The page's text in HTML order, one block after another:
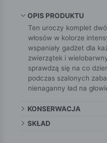
OPIS PRODUKTU
Ten uroczy komplet
włosów w kolorze
wspaniały gadżet dla
zwierzątek i
sprawdzą się na co
podczas szalonych
nienaganny ład na
KONSERWACJA
SKŁAD